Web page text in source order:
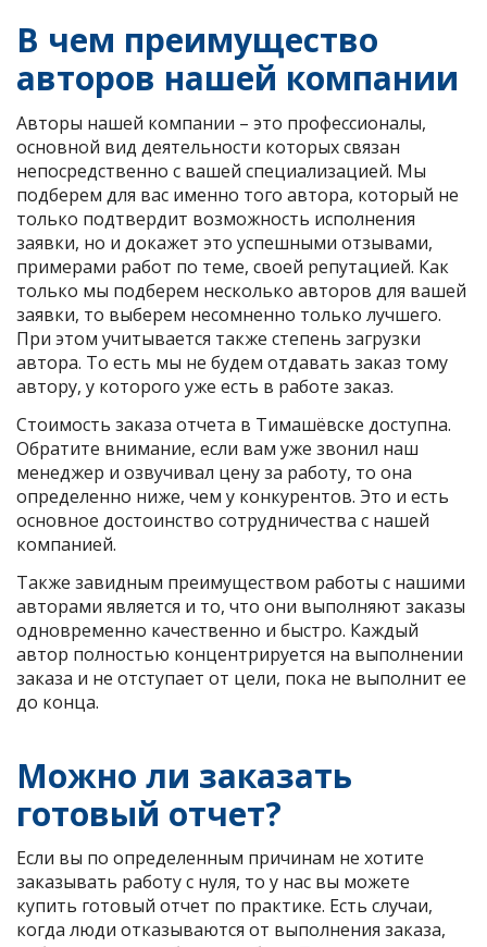
В чем преимущество
авторов нашей компании
Авторы нашей компании – это профессионалы,
основной вид деятельности которых связан
непосредственно с вашей специализацией. Мы
подберем для вас именно того автора, который не
только подтвердит возможность исполнения
заявки, но и докажет это успешными отзывами,
примерами работ по теме, своей репутацией. Как
только мы подберем несколько авторов для вашей
заявки, то выберем несомненно только лучшего.
При этом учитывается также степень загрузки
автора. То есть мы не будем отдавать заказ тому
автору, у которого уже есть в работе заказ.
Стоимость заказа отчета в Тимашёвске доступна.
Обратите внимание, если вам уже звонил наш
менеджер и озвучивал цену за работу, то она
определенно ниже, чем у конкурентов. Это и есть
основное достоинство сотрудничества с нашей
компанией.
Также завидным преимуществом работы с нашими
авторами является и то, что они выполняют заказы
одновременно качественно и быстро. Каждый
автор полностью концентрируется на выполнении
заказа и не отступает от цели, пока не выполнит ее
до конца.
Можно ли заказать
готовый отчет?
Если вы по определенным причинам не хотите
заказывать работу с нуля, то у нас вы можете
купить готовый отчет по практике. Есть случаи,
когда люди отказываются от выполнения заказа,